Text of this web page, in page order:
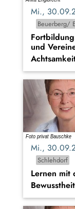
Mi.,
Beuerberg/
und
Mi.,
Schlehdorf
Lernen mit